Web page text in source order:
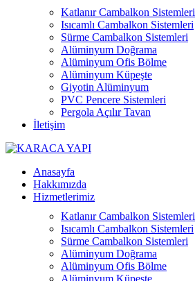
Katlanır Cambalkon Sistemleri
Isıcamlı Cambalkon Sistemleri
Sürme Cambalkon Sistemleri
Alüminyum Doğrama
Alüminyum Ofis Bölme
Alüminyum Küpeşte
Giyotin Alüminyum
PVC Pencere Sistemleri
Pergola Açılır Tavan
İletişim
Anasayfa
Hakkımızda
Hizmetlerimiz
Katlanır Cambalkon Sistemleri
Isıcamlı Cambalkon Sistemleri
Sürme Cambalkon Sistemleri
Alüminyum Doğrama
Alüminyum Ofis Bölme